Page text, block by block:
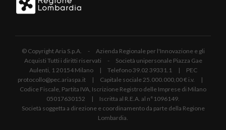
© Copyright Aria S.p.A. - Azienda Regionale per l'Innovazione e gli
Acquisti Tutti i diritti riservati - Società unipersonale Piazza Gae
Aulenti, 1 20154 Milano | Telefono 39.02 39331.1 | PEC
protocollo@pec.ariaspa.it | Capitale sociale 25.000.000,00 € i.v. |
Codice Fiscale, Partita IVA, Iscrizione Registro delle Imprese di Milano
05017630152 | Iscritta al R.E.A. al n°1096149.
Società soggetta a direzione e coordinamento da parte della Regione
Lombardia.